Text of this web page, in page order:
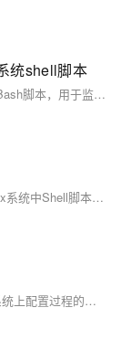
统shell脚本
这是一个名为“小绿叶技术博客扫段攻击拦截系统”的Bash脚本，用于监控和拦截TCP攻击。通过抓取网络数据包监控可疑IP，并利用iptables和firewalld防火墙规则对这些IP进行拦截。同时，该系统能够查询数据库中的白名单，确保合法IP不受影响。此外，它还具备日志记录功能，以便于后续分析和审计。
【10月更文挑战第24天】本文将深入浅出地介绍Linux系统中Shell脚本的基础知识和实用技巧，帮助读者从零开始学习编写Shell脚本。通过本文的学习，你将能够掌握Shell脚本的基本语法、变量使用、流程控制以及函数定义等核心概念，并学会如何将这些知识应用于实际问题解决中。文章还将展示几个实用的Shell脚本例子，以加深对知识点的理解和应用。无论你是运维人员还是软件开发者，这篇文章都将为你提供强大的Linux自动化工具。
本文提供了一个简化Ubuntu Server在Raspberry Pi系统上配置过程的脚本"config_ubuntu_server"，包括自动和手动两种方法来设置root权限、SSH配置，并连接WiFi，同时支持无密码SSH访问，适合初学者和高级用户。